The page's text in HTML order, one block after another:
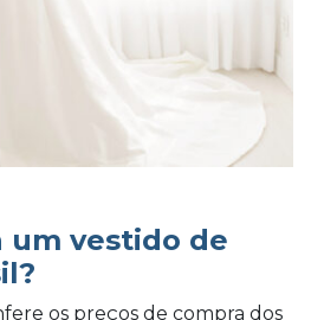
um vestido de
os preços de compra dos